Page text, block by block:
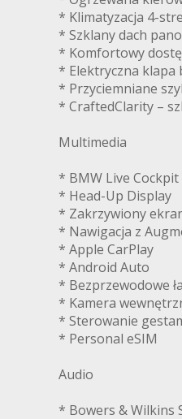
* Klimatyzacja 4-
* Szklany dach
* Komfortowy
* Elektryczna klapa
* Przyciemniane
* CraftedClarity –
Multimedia
* BMW Live
* Head-Up Display
* Zakrzywiony
* Nawigacja z
* Apple CarPlay
* Android Auto
* Bezprzewodowe
* Kamera
* Sterowanie
* Personal eSIM
Audio
* Bowers & Wilkins